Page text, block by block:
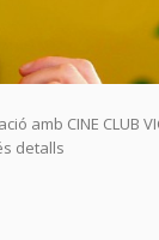
amb CINE CLUB
detalls